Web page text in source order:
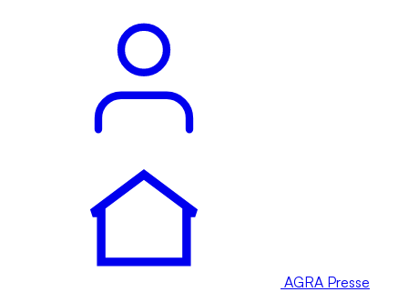
AGRA Presse